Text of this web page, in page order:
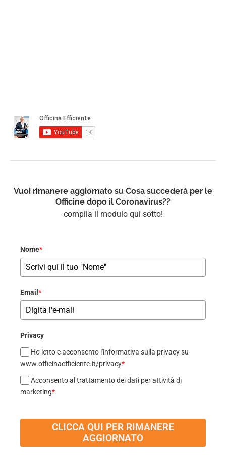
Vuoi rimanere aggiornato su Cosa succederà per le
Officine dopo il Coronavirus??
compila il modulo qui sotto!
Nome*
Email *
Privacy
Ho letto e acconsento l'informativa sulla privacy su
www.officinaefficiente.it/privacy*
Acconsento al trattamento dei dati per attività di
marketing*
CLICCA QUI PER RIMANERE
AGGIORNATO